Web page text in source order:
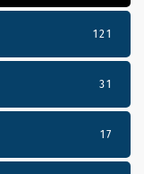
121
31
17